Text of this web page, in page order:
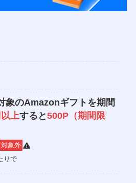
象のAmazonギフトを期間
上すると500P（期間限
対象外
りで